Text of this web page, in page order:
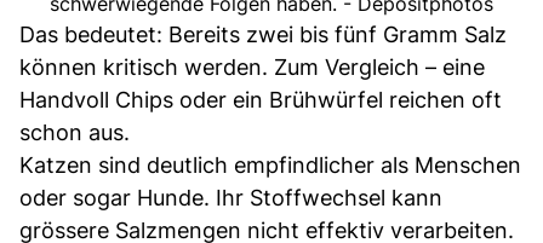
Das bedeutet: Bereits zwei bis fünf Gramm Salz
können kritisch werden. Zum Vergleich – eine
Handvoll Chips oder ein Brühwürfel reichen oft
schon aus.
Katzen sind deutlich empfindlicher als Menschen
oder sogar Hunde. Ihr Stoffwechsel kann
grössere Salzmengen nicht effektiv verarbeiten.